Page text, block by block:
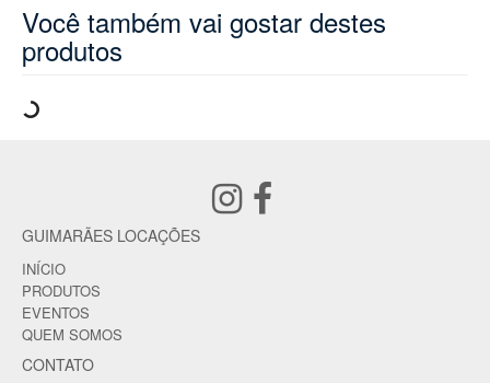
Você também vai gostar destes
produtos
GUIMARÃES LOCAÇÕES
INÍCIO
PRODUTOS
EVENTOS
QUEM SOMOS
CONTATO